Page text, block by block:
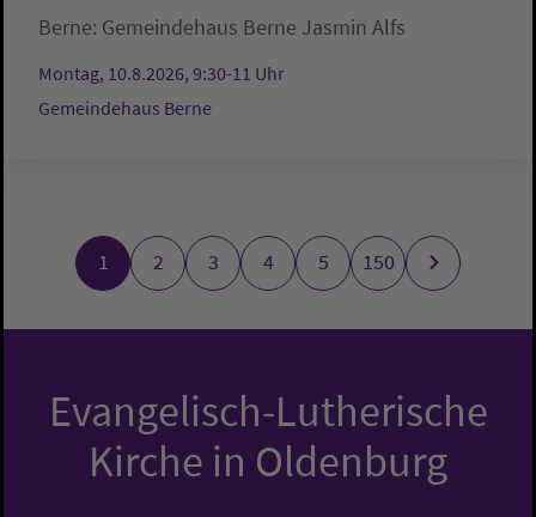
Berne: Gemeindehaus Berne Jasmin Alfs
Montag, 10.8.2026, 9:30-11 Uhr
Gemeindehaus Berne
1 2 3 4 5 150
Evangelisch-Lutherische
Kirche in Oldenburg